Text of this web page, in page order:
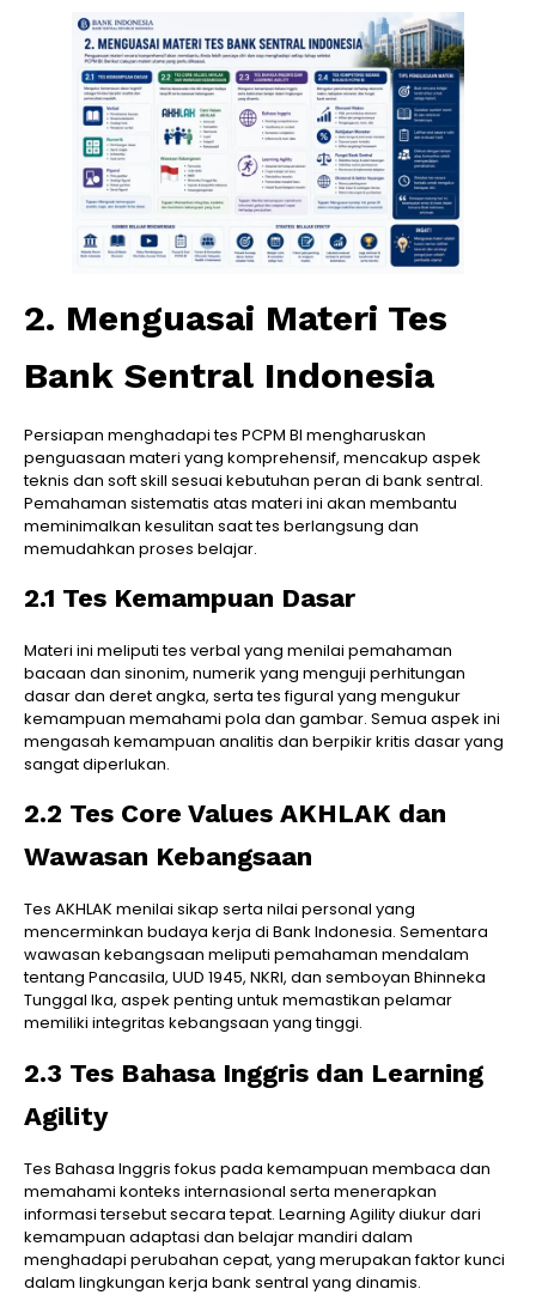
2. Menguasai Materi Tes
Bank Sentral Indonesia
Persiapan menghadapi tes PCPM BI mengharuskan
penguasaan materi yang komprehensif, mencakup aspek
teknis dan soft skill sesuai kebutuhan peran di bank sentral.
Pemahaman sistematis atas materi ini akan membantu
meminimalkan kesulitan saat tes berlangsung dan
memudahkan proses belajar.
2.1 Tes Kemampuan Dasar
Materi ini meliputi tes verbal yang menilai pemahaman
bacaan dan sinonim, numerik yang menguji perhitungan
dasar dan deret angka, serta tes figural yang mengukur
kemampuan memahami pola dan gambar. Semua aspek ini
mengasah kemampuan analitis dan berpikir kritis dasar yang
sangat diperlukan.
2.2 Tes Core Values AKHLAK dan
Wawasan Kebangsaan
Tes AKHLAK menilai sikap serta nilai personal yang
mencerminkan budaya kerja di Bank Indonesia. Sementara
wawasan kebangsaan meliputi pemahaman mendalam
tentang Pancasila, UUD 1945, NKRI, dan semboyan Bhinneka
Tunggal Ika, aspek penting untuk memastikan pelamar
memiliki integritas kebangsaan yang tinggi.
2.3 Tes Bahasa Inggris dan Learning
Agility
Tes Bahasa Inggris fokus pada kemampuan membaca dan
memahami konteks internasional serta menerapkan
informasi tersebut secara tepat. Learning Agility diukur dari
kemampuan adaptasi dan belajar mandiri dalam
menghadapi perubahan cepat, yang merupakan faktor kunci
dalam lingkungan kerja bank sentral yang dinamis.